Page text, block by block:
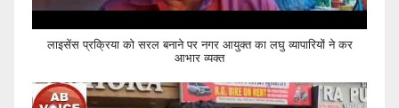
लाइसेंस प्रक्रिया को सरल बनाने पर नगर आयुक्त का लघु व्यापारियों ने कर
आभार व्यक्त